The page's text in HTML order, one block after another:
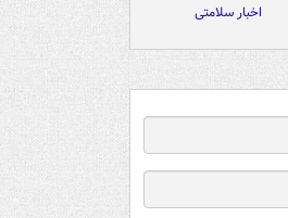
اخبار سلامتی